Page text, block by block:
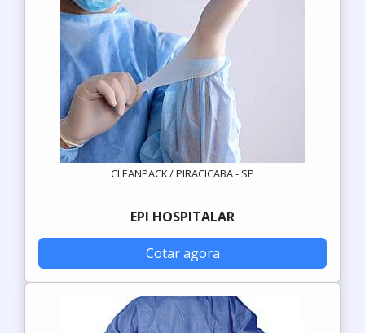
CLEANPACK / PIRACICABA - SP
EPI HOSPITALAR
Cotar agora